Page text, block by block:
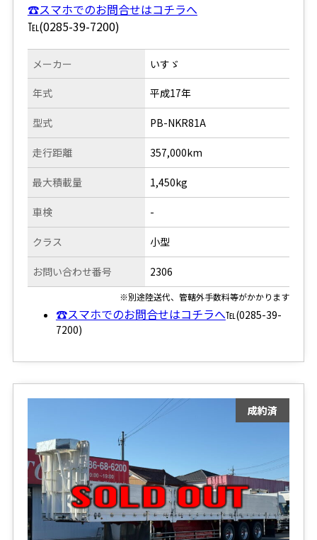
☎スマホでのお問合せはコチラへ
℡(0285-39-7200)
メーカー
年式
型式
走行距離
いすゞ
平成17年
PB-NKR81A
357,000km
最大積載量
車検
クラス
お問い合わせ番号
1,450kg
-
小型
2306
※別途陸送代、管轄外手数料等がかかります
☎スマホでのお問合せはコチラへ℡(0285-39-
7200)